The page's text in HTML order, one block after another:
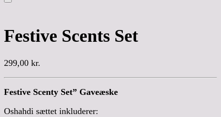
Festive Scents Set
299,00 kr.
Festive Scenty Set” Gaveæske
Oshahdi sættet inkluderer: